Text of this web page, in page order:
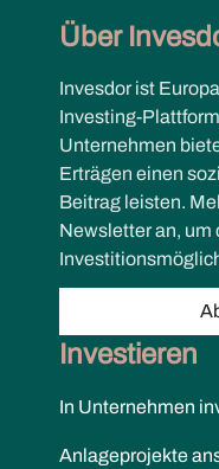
Über
Invesdor ist
Investing-
Unternehmen
Erträgen einen
Beitrag leisten.
Newsletter an, um
Investieren
In Unternehmen
Anlageprojekte